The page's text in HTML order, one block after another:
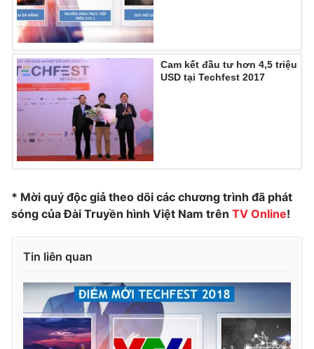
Cam kết đầu tư hơn 4,5 triệu
USD tại Techfest 2017
* Mời quý độc giả theo dõi các chương trình đã phát
sóng của Đài Truyền hình Việt Nam trên TV Online!
Tin liên quan